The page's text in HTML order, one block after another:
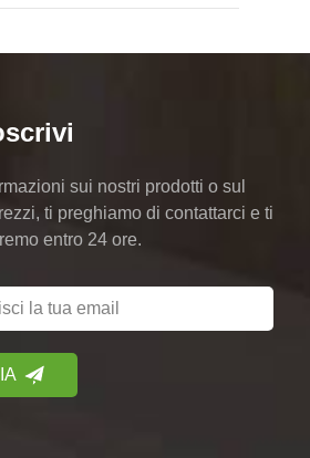
ritratto
sui nostri prodotti o sul
ti preghiamo di contattarci e ti
entro 24 ore.